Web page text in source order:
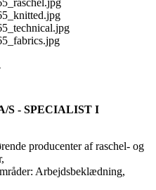
S - SPECIALIST I
producenter af raschel- og
Arbejdsbeklædning,